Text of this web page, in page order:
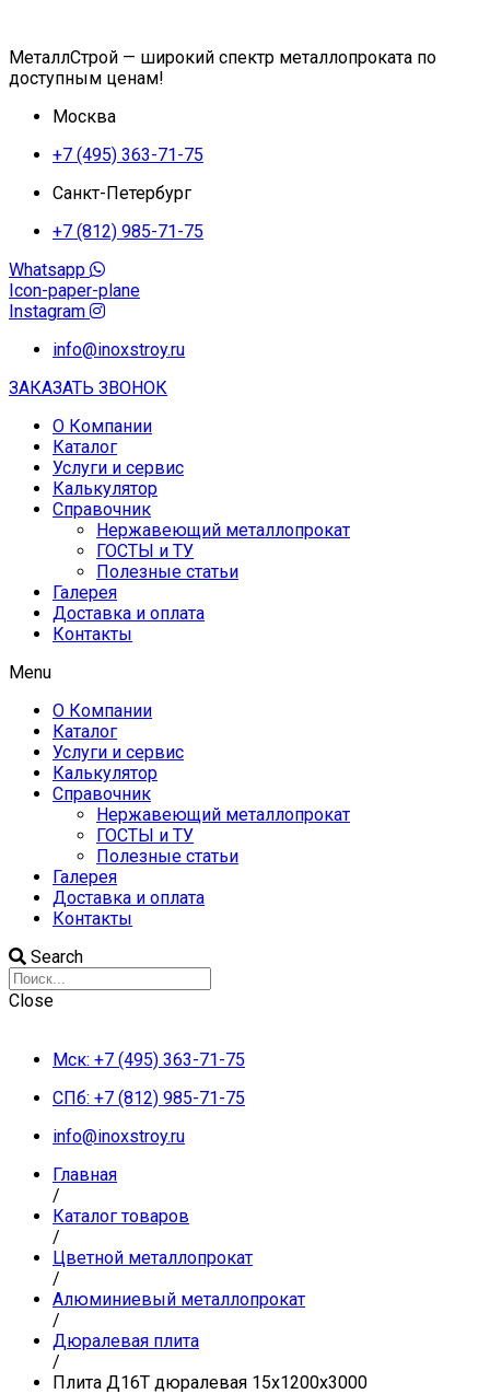
МеталлСтрой — широкий спектр металлопроката по
доступным ценам!
Москва
+7 (495) 363-71-75
Санкт-Петербург
+7 (812) 985-71-75
Whatsapp
Icon-paper-plane
Instagram
info@inoxstroy.ru
ЗАКАЗАТЬ ЗВОНОК
О Компании
Каталог
Услуги и сервис
Калькулятор
Справочник
Нержавеющий металлопрокат
ГОСТЫ и ТУ
Полезные статьи
Галерея
Доставка и оплата
Контакты
Menu
О Компании
Каталог
Услуги и сервис
Калькулятор
Справочник
Нержавеющий металлопрокат
ГОСТЫ и ТУ
Полезные статьи
Галерея
Доставка и оплата
Контакты
Search
Close
Мск: +7 (495) 363-71-75
СПб: +7 (812) 985-71-75
info@inoxstroy.ru
Главная
/
Каталог товаров
/
Цветной металлопрокат
/
Алюминиевый металлопрокат
/
Дюралевая плита
/
Плита Д16Т дюралевая 15x1200x3000